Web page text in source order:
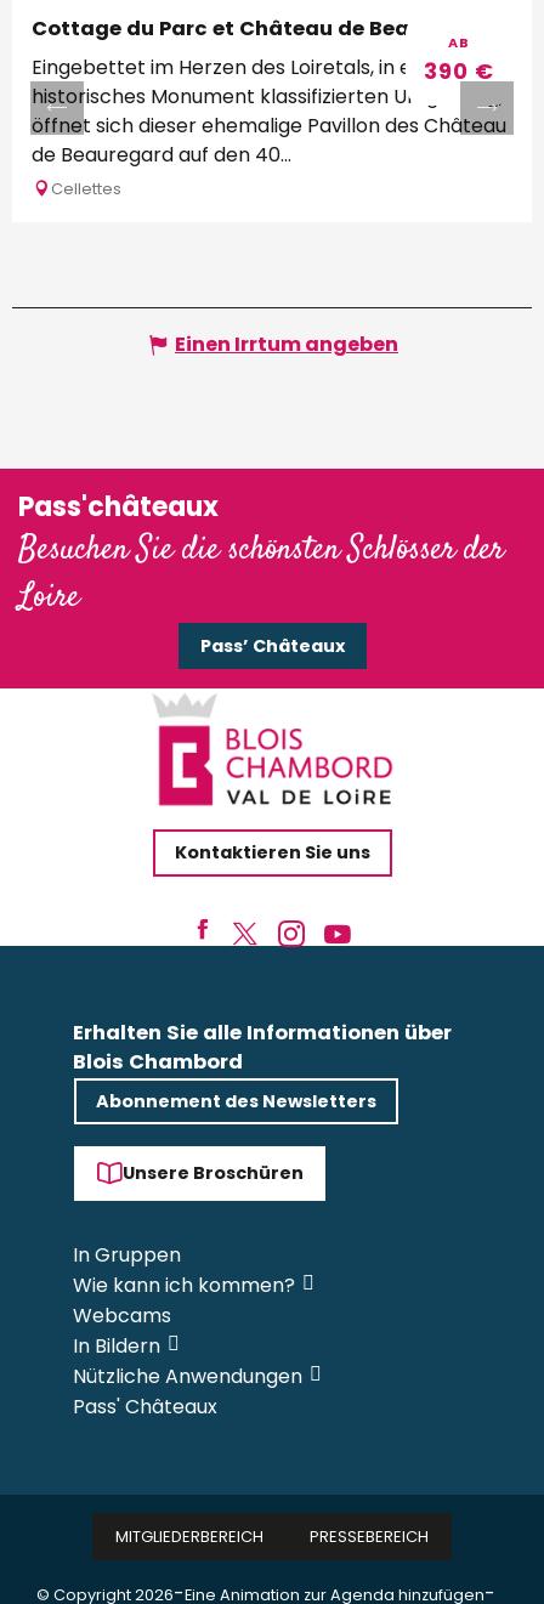
AB
390 €
Cottage du Parc et Château de Beauregard
Eingebettet im Herzen des Loiretals, in einer als
historisches Monument klassifizierten Umgebung,
öffnet sich dieser ehemalige Pavillon des Château
de Beauregard auf den 40...
Cellettes
Einen Irrtum angeben
Pass'châteaux
Besuchen Sie die schönsten Schlösser der
Loire
Pass’ Châteaux
Kontaktieren Sie uns
Erhalten Sie alle Informationen über
Blois Chambord
Abonnement des Newsletters
Unsere Broschüren
In Gruppen
Wie kann ich kommen?
Webcams
In Bildern
Nützliche Anwendungen
Pass' Châteaux
© Copyright 2026-Eine Animation zur Agenda hinzufügen-
MITGLIEDERBEREICH PRESSEBEREICH